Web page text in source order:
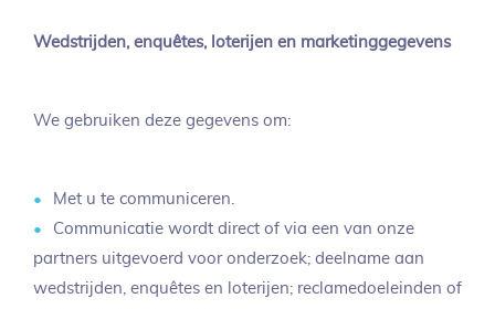
Wedstrijden, enquêtes, loterijen en marketinggegevens
We gebruiken deze gegevens om:
Met u te communiceren.
Communicatie wordt direct of via een van onze
partners uitgevoerd voor onderzoek; deelname aan
wedstrijden, enquêtes en loterijen; reclamedoeleinden of